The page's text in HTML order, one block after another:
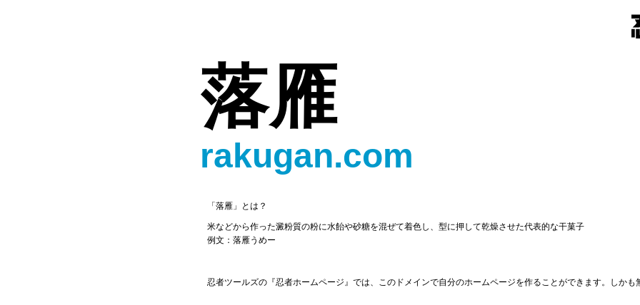
落雁
rakugan.com
「落雁」とは？
米などから作った澱粉質の粉に水飴や砂糖を混ぜて着色し、型に押して乾燥させた代表的な干菓子
例文：落雁うめー
忍者ツールズの『忍者ホームページ』では、このドメインで自分のホームページを作ることができます。しかも